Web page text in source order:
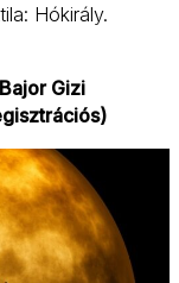
Hókirály.
Gizi